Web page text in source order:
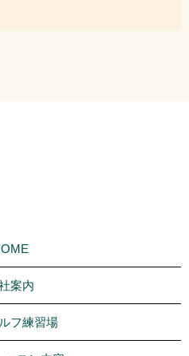
案内
フ練習場